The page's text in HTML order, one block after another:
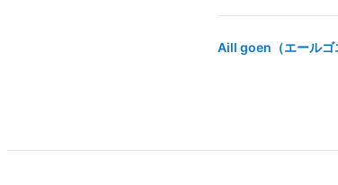
Aill goen（エールゴ